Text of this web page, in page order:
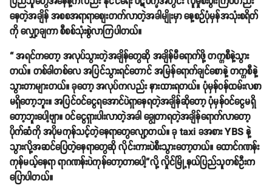
နေတဲ့အချိန် အစစအရာရာစျေးတက်လာတဲ့အခါမျိုးမှာ နေ့စဉ်ပုံမှန်အသုံးစရိတ်
ကို လျှော့ချကာ စီစစ်သုံးစွဲလာကြပါတယ်။
“ အရင်ကတော့ အလုပ်သွားတဲ့အချိန်တွေဆို အချိန်မီရောက်ဖို့ တက္ကစီနဲ့သွား
တယ်။ တစ်ခါတစ်လေ အပြင်သွားရင်တောင် အမြန်ရောက်ချင်စောနဲ့ တက္ကစီနဲ့
သွားတာများတယ်။ ခုတော့ အလုပ်ကလည်း နားထားရတယ်။ ပုံမှန်ဝန်ထမ်းလစာ
မရှိတော့ဘူး။ အပြင်ဝင်ငွေရအောင်ပဲရှာနေရတဲ့အချိန်ဆိုတော့ ပုံမှန်ဝင်ငွေမရှိ
တော့ဘူးပေါ့ဗျာ။ ဝင်ငွေရှားပါးလာတဲ့အခါ ချွေတာရတဲ့အချိန်ရောက်လာတော့
ပိုက်ဆံကို အပိုမကုန်သင့်တဲ့နေရာတွေလျော့တယ်။ ခု taxi ခအစား YBS နဲ့
သွားလို့အဆင်ပြေတဲ့နေရာတွေဆို လိုင်းကားပဲစီးသွားတော့တယ်။ ထောင်ဂဏန်း
ကုန်မယ့်နေရာ ရာဂဏန်းပဲကုန်တော့တာပေါ့”လို့ လှိုင်မြို့နယ်ပြည်သူတစ်ဦးက
ပြောပါတယ်။